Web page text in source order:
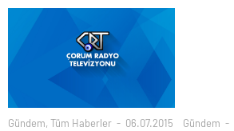
Gündem, Tüm Haberler 06.07.2015 Gündem